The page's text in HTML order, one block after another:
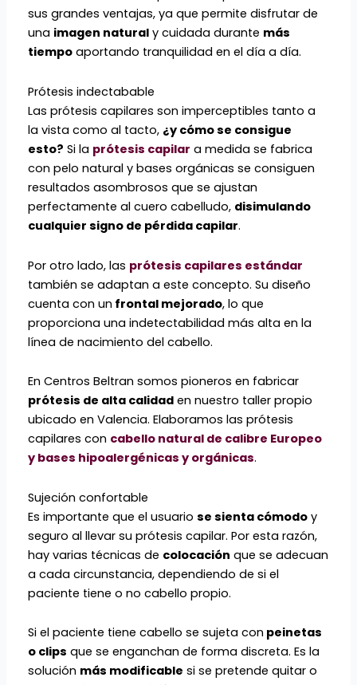
sus grandes ventajas, ya que permite disfrutar de
una imagen natural y cuidada durante más
tiempo aportando tranquilidad en el día a día.
Prótesis indectabable
Las prótesis capilares son imperceptibles tanto a
la vista como al tacto, ¿y cómo se consigue
esto? Si la prótesis capilar a medida se fabrica
con pelo natural y bases orgánicas se consiguen
resultados asombrosos que se ajustan
perfectamente al cuero cabelludo, disimulando
cualquier signo de pérdida capilar.
Por otro lado, las prótesis capilares estándar
también se adaptan a este concepto. Su diseño
cuenta con un frontal mejorado, lo que
proporciona una indetectabilidad más alta en la
línea de nacimiento del cabello.
En Centros Beltran somos pioneros en fabricar
prótesis de alta calidad en nuestro taller propio
ubicado en Valencia. Elaboramos las prótesis
capilares con cabello natural de calibre Europeo
y bases hipoalergénicas y orgánicas.
Sujeción confortable
Es importante que el usuariose sienta cómodo y
seguro al llevar su prótesis capilar. Por esta razón,
hay varias técnicas de colocación que se adecuan
a cada circunstancia, dependiendo de si el
paciente tiene o no cabello propio.
Si el paciente tiene cabello se sujeta con peinetas
o clips que se enganchan de forma discreta. Es la
solución más modificable si se pretende quitar o